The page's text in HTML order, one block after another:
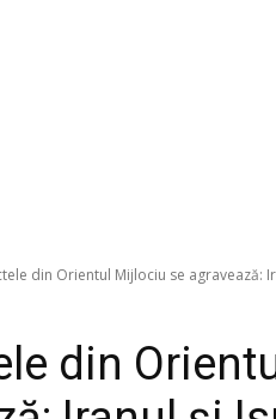
din Orientul Mijlociu se agravează:
din